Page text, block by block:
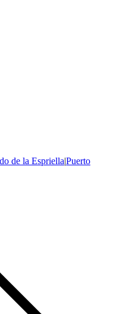
de la Espriella|Puerto